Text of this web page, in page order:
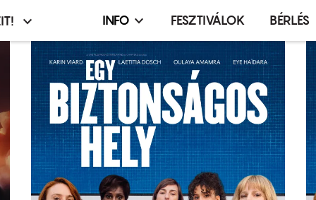
Infó,
esemény,
terembérlés
menü
INFO FESZTIVÁLOK BÉRLÉS